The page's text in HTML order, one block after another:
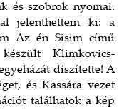
és szobrok nyomai.
jelenthettem ki: a
Az én Sisim című
Klimkovics-
díszítette! A
és Kassára vezet
találhatok a kép